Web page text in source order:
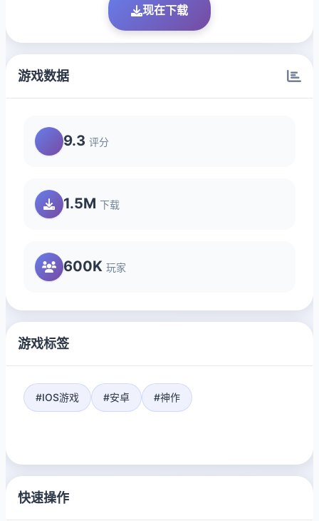
现在下载
游戏数据
9.3 评分
1.5M 下载
600K 玩家
游戏标签
#IOS游戏 #安卓 #神作
快速操作